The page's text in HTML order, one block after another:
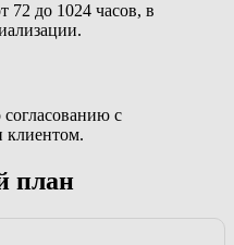
72 до 1024 часов, в
с
клиентом.
план